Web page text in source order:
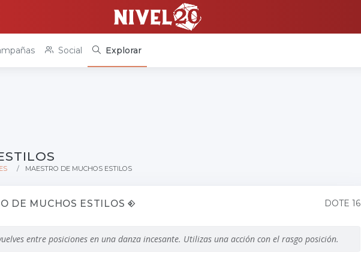
Social Explorar
MAESTRO DE MUCHOS ESTILOS
DE MUCHOS ESTILOS DOTE 16
entre posiciones en una danza incesante. Utilizas una acción con el rasgo posición.